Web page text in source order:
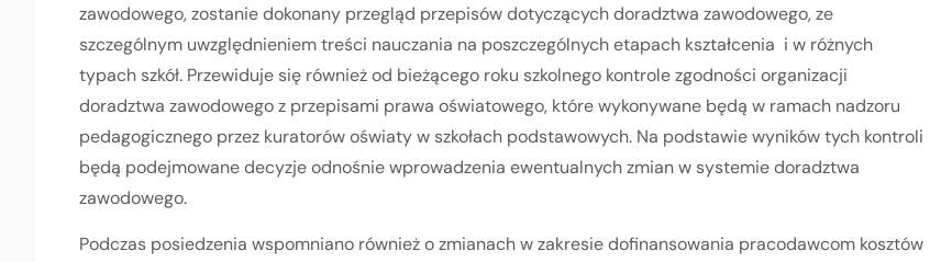
zawodowego, zostanie dokonany przegląd przepisów dotyczących doradztwa zawodowego, ze
szczególnym uwzględnieniem treści nauczania na poszczególnych etapach kształcenia i w różnych
typach szkół. Przewiduje się również od bieżącego roku szkolnego kontrole zgodności organizacji
doradztwa zawodowego z przepisami prawa oświatowego, które wykonywane będą w ramach nadzoru
pedagogicznego przez kuratorów oświaty w szkołach podstawowych. Na podstawie wyników tych kontroli
będą podejmowane decyzje odnośnie wprowadzenia ewentualnych zmian w systemie doradztwa
zawodowego.
Podczas posiedzenia wspomniano również o zmianach w zakresie dofinansowania pracodawcom kosztów